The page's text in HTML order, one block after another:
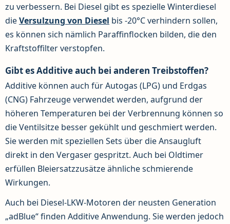
zu verbessern. Bei Diesel gibt es spezielle Winterdiesel
dieVersulzung von Diesel bis -20°C verhindern sollen,
es können sich nämlich Paraffinflocken bilden, die den
Kraftstoffilter verstopfen.
Gibt es Additive auch bei anderen Treibstoffen?
Additive können auch für Autogas (LPG) und Erdgas
(CNG) Fahrzeuge verwendet werden, aufgrund der
höheren Temperaturen bei der Verbrennung können so
die Ventilsitze besser gekühlt und geschmiert werden.
Sie werden mit speziellen Sets über die Ansaugluft
direkt in den Vergaser gespritzt. Auch bei Oldtimer
erfüllen Bleiersatzzusätze ähnliche schmierende
Wirkungen.
Auch bei Diesel-LKW-Motoren der neusten Generation
„adBlue“ finden Additive Anwendung. Sie werden jedoch